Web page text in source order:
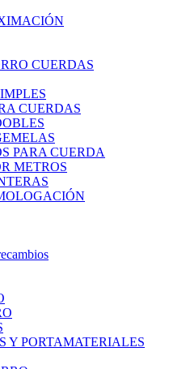
CUERDAS
CUERDAS
PARA CUERDA
METROS
Y PORTAMATERIALES